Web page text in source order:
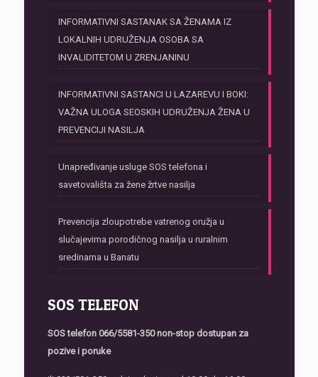
INFORMATIVNI SASTANAK SA ŽENAMA IZ
LOKALNIH UDRUŽENJA OSOBA SA
INVALIDITETOM U ZRENJANINU
INFORMATIVNI SASTANCI U LAZAREVU I BOKI:
VAŽNA ULOGA SEOSKIH UDRUŽENJA ŽENA U
PREVENCIJI NASILJA
Unapređivanje usluge SOS telefona i
savetovališta za žene žrtve nasilja
Prevencija zloupotrebe vatrenog oružja u
slučajevima porodičnog nasilja u ruralnim
sredinama u Banatu
SOS TELEFON
SOS telefon 066/5581-350 non-stop dostupan za
pozive i poruke